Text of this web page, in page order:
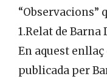
“Observacions”
1.Relat de Barna
En aquest
publicada per